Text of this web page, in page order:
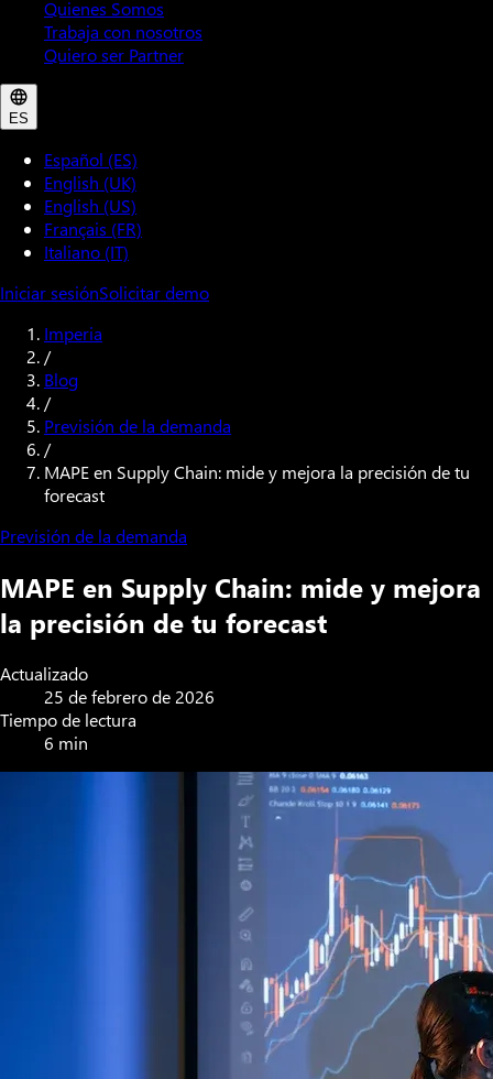
Quienes Somos
Trabaja con nosotros
Quiero ser Partner
ES
Español (ES)
English (UK)
English (US)
Français (FR)
Italiano (IT)
Iniciar sesiónSolicitar demo
Imperia
/
Blog
/
Previsión de la demanda
/
MAPE en Supply Chain: mide y mejora la precisión de tu
forecast
Previsión de la demanda
MAPE en Supply Chain: mide y mejora
la precisión de tu forecast
Actualizado
25 de febrero de 2026
Tiempo de lectura
6 min